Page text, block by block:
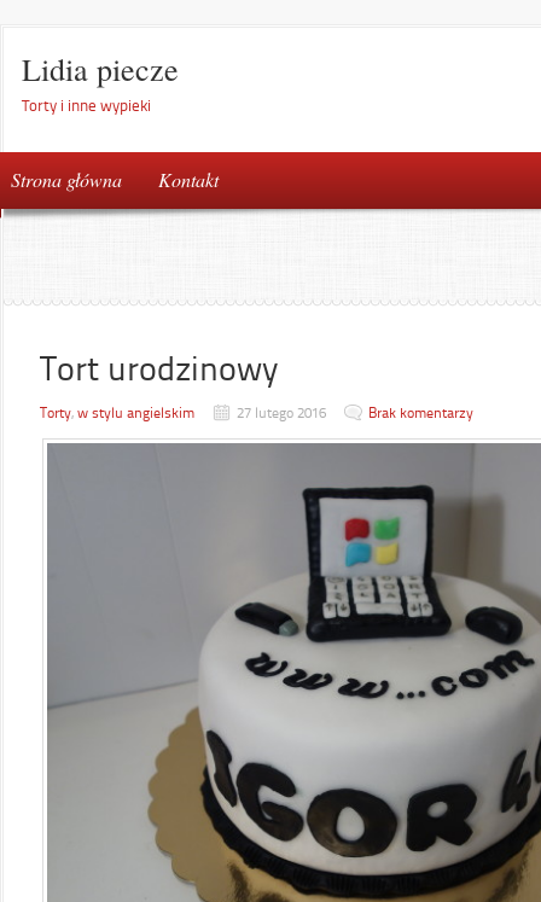
Lidia piecze
Torty i inne wypieki
Strona główna Kontakt
Tort urodzinowy
Torty, w stylu angielskim 27 lutego 2016 Brak komentarzy